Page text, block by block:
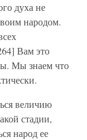
духа не
народом.
Вам это
Мы знаем что
величию
стадии,
народ ее